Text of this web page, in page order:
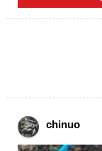
chinuo